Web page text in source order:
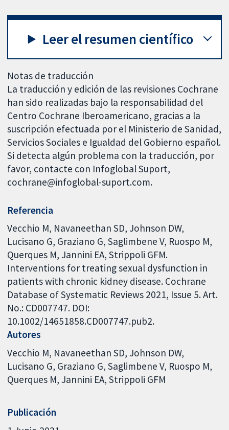
Leer el resumen científico
Notas de traducción
La traducción y edición de las revisiones Cochrane
han sido realizadas bajo la responsabilidad del
Centro Cochrane Iberoamericano, gracias a la
suscripción efectuada por el Ministerio de Sanidad,
Servicios Sociales e Igualdad del Gobierno español.
Si detecta algún problema con la traducción, por
favor, contacte con Infoglobal Suport,
cochrane@infoglobal-suport.com.
Referencia
Vecchio M, Navaneethan SD, Johnson DW,
Lucisano G, Graziano G, Saglimbene V, Ruospo M,
Querques M, Jannini EA, Strippoli GFM.
Interventions for treating sexual dysfunction in
patients with chronic kidney disease. Cochrane
Database of Systematic Reviews 2021, Issue 5. Art.
No.: CD007747. DOI:
10.1002/14651858.CD007747.pub2.
Autores
Vecchio M Navaneethan SD Johnson DW
Lucisano G Graziano G Saglimbene V Ruospo M
Querques M Jannini EA Strippoli GFM
Publicación